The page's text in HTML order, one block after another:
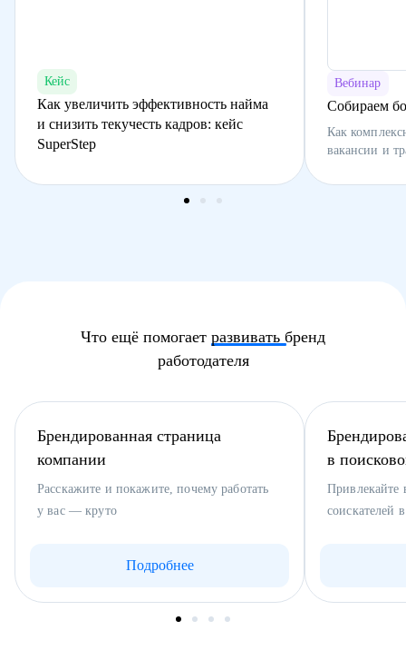
Кейс
Как увеличить эффективность найма
и снизить текучесть кадров: кейс
SuperStep
Вебинар
Собираем
Как
вакансии и
Что ещё помогает развивать бренд
работодателя
Брендированная страница
компании
Расскажите и покажите, почему работать
у вас — круто
Подробнее
в
Привлекайте
соискателей